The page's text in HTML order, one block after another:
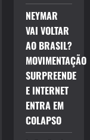
NEYMAR
VAI VOLTAR
AO BRASIL?
MOVIMENTAÇÃO
SURPREENDE
E INTERNET
ENTRA EM
COLAPSO